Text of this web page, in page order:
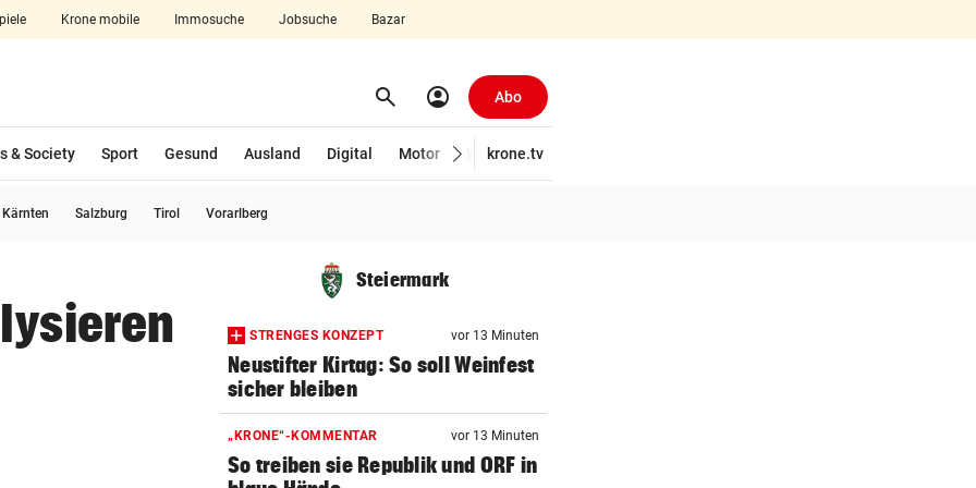
Krone mobile Immosuche Jobsuche Bazar
aufklappen search Suchen
account_circle Abo
& Society Sport Gesund Ausland Digital Motor Wirtschaft
krone.tv
Kärnten Salzburg Tirol Vorarlberg
Steiermark
STRENGES KONZEPT vor 13 Minuten
Neustifter Kirtag: So soll Weinfest
sicher bleiben
„KRONE“-KOMMENTAR vor 13 Minuten
So treiben sie Republik und ORF in